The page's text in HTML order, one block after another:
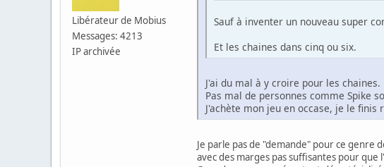
Libérateur de Mobius
Messages: 4213
IP archivée
Sauf à inventer un nouveau super
Et les chaines dans cinq ou six.
J'ai du mal à y croire pour les chaines.
Pas mal de personnes comme Spike
J'achète mon jeu en occase, je le
Je parle pas de "demande" pour ce genre
avec des marges pas suffisantes pour que